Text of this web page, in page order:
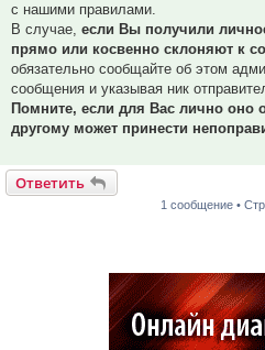
с нашими правилами.
В случае, если Вы получили
прямо или косвенно склоняют к
обязательно сообщайте об этом
сообщения и указывая ник
Помните, если для Вас лично оно
другому может принести
Ответить
1 сообщение •